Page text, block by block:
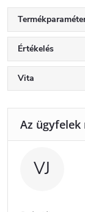
Értékelés
Vita
VJ